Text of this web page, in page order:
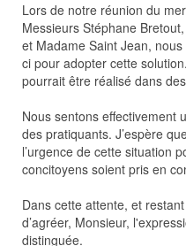
Lors de notre réunion du
Messieurs Stéphane
et Madame Saint Jean,
ci pour adopter cette
pourrait être réalisé dans
Nous sentons effectivement
des pratiquants. J’espère
l’urgence de cette situation
concitoyens soient pris en
Dans cette attente, et
d’agréer, Monsieur,
distinguée.